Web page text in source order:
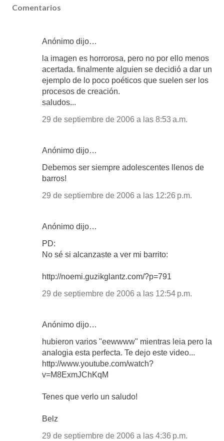
Comentarios
Anónimo dijo…
la imagen es horrorosa, pero no por ello menos
acertada. finalmente alguien se decidió a dar un
ejemplo de lo poco poéticos que suelen ser los
procesos de creación.
saludos...
29 de septiembre de 2006 a las 8:53 a.m.
Anónimo dijo…
Debemos ser siempre adolescentes llenos de
barros!
29 de septiembre de 2006 a las 12:26 p.m.
Anónimo dijo…
PD:
No sé si alcanzaste a ver mi barrito:
http://noemi.guzikglantz.com/?p=791
29 de septiembre de 2006 a las 12:54 p.m.
Anónimo dijo…
hubieron varios "eewwww" mientras leia pero la
analogia esta perfecta. Te dejo este video...
http://www.youtube.com/watch?
v=M8ExmJChKqM
Tenes que verlo un saludo!
Belz
29 de septiembre de 2006 a las 4:36 p.m.